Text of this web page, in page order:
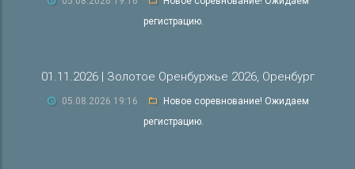
регистрацию.
01.11.2026 | Золотое Оренбуржье 2026, Оренбург
05.08.2026 19:16
Новое соревнование! Ожидаем
регистрацию.